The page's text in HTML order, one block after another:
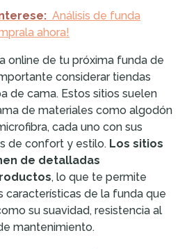
Análisis de funda
ahora!
online de tu próxima funda de
considerar tiendas
de cama. Estos sitios suelen
de materiales como algodón
cada uno con sus
de confort y estilo. Los sitios
de detalladas
, lo que te permite
características de la funda que
su suavidad, resistencia al
mantenimiento.